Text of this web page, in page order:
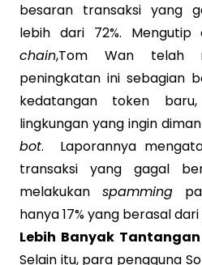
besaran transaksi yang
lebih dari 72%.
chain,Tom Wan telah
peningkatan ini sebagian
kedatangan token
lingkungan yang ingin
bot. Laporannya
transaksi yang gagal
melakukan spamming
hanya 17% yang berasal
Lebih Banyak
Selain itu, para pengguna